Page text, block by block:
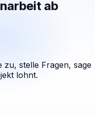
ab
stelle Fragen, sage
lohnt.